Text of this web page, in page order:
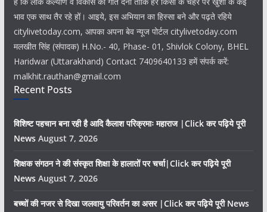
भाव एक साथ तैर रहे हों। आइये, इस अभियान का हिस्सा बने और पढ़ते रहिये
citylivetoday.com, आपका अपना बेव न्यूज पोर्टल citylivetoday.com
मलखीत सिंह (संपादक) H.No.- 40, Phase- 01, Shivlok Colony, BHEL
Haridwar (Uttarakhand) Contact 7409640133 हमें संपर्क करें:
malkhit.rauthan@gmail.com
Recent Posts
विशिष्ट पहचान बना रही है आदि कैलाश परिक्रमाः महाराज |Click कर पढ़िये पूरी
News August 7, 2026
शिक्षक संगठन ने की संस्कृत शिक्षा के हालातों पर चर्चा|Click कर पढ़िये पूरी
News August 7, 2026
बच्चों की नजर से दिखा जलवायु परिवर्तन का असर |Click कर पढ़िये पूरी News